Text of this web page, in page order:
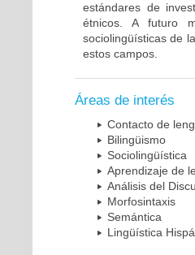
estándares de
étnicos. A futuro
sociolingüísticas de
estos campos.
Áreas de interés
Contacto de
Bilingüismo
Sociolingüística
Aprendizaje de
Análisis del
Morfosintaxis
Semántica
Lingüística